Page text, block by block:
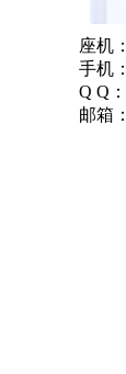
座机：
手机：
Q Q：
邮箱：